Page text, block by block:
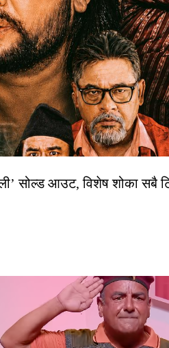
सोल्ड आउट, विशेष शोका सबै